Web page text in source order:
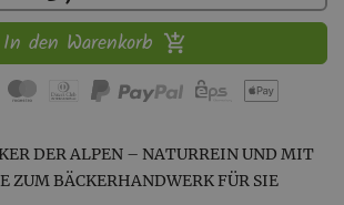
In den Warenkorb
DER ALPEN – NATURREIN UND MIT
ZUM BÄCKERHANDWERK FÜR SIE